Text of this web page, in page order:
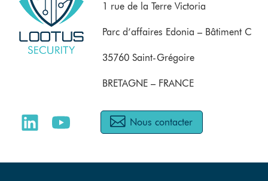
1 rue de la Terre Victoria
Parc d’affaires Edonia – Bâtiment C
35760 Saint-Grégoire
BRETAGNE – FRANCE
Nous contacter